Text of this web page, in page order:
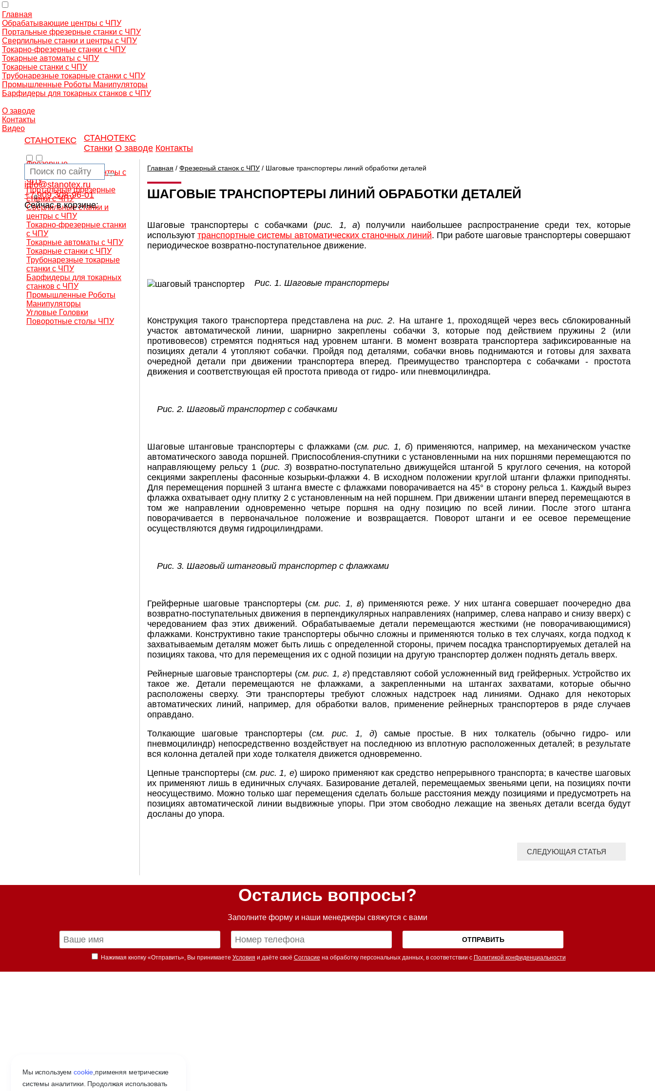
Главная
Обрабатывающие центры с ЧПУ
Портальные фрезерные станки с ЧПУ
Сверлильные станки и центры с ЧПУ
Токарно-фрезерные станки с ЧПУ
Токарные автоматы с ЧПУ
Токарные станки с ЧПУ
Трубонарезные токарные станки с ЧПУ
Промышленные Роботы Манипуляторы
Барфидеры для токарных станков с ЧПУ
О заводе
Контакты
Видео
СТАНОТЕКС
СТАНОТЕКС
Станки О заводе Контакты
info@stanotex.ru
+7 909 308-96-01
Сейчас в корзине:
0
Мы используемcookie применяя метрические
системы аналитики. Продолжая использовать
Фрезерные
обрабатывающие центры с
ЧПУ
Портальные фрезерные
станки с ЧПУ
Сверлильные станки и
центры с ЧПУ
Токарно-фрезерные станки
с ЧПУ
Токарные автоматы с ЧПУ
Токарные станки с ЧПУ
Трубонарезные токарные
станки с ЧПУ
Барфидеры для токарных
станков с ЧПУ
Промышленные Роботы
Манипуляторы
Угловые Головки
Поворотные столы ЧПУ
Главная / Фрезерный станок с ЧПУ / Шаговые транспортеры линий обработки деталей
ШАГОВЫЕ ТРАНСПОРТЕРЫ ЛИНИЙ ОБРАБОТКИ ДЕТАЛЕЙ
Шаговые транспортеры с собачками (рис. 1, а) получили наибольшее распространение среди тех, которые
используют транспортные системы автоматических станочных линий. При работе шаговые транспортеры совершают
периодическое возвратно-поступательное движение.
Рис. 1. Шаговые транспортеры
Конструкция такого транспортера представлена нарис. 2. На штанге 1, проходящей через весь сблокированный
участок автоматической линии, шарнирно закреплены собачки 3, которые под действием пружины 2 (или
противовесов) стремятся подняться над уровнем штанги. В момент возврата транспортера зафиксированные на
позициях детали 4 утопляют собачки. Пройдя под деталями, собачки вновь поднимаются и готовы для захвата
очередной детали при движении транспортера вперед. Преимущество транспортера с собачками - простота
движения и соответствующая ей простота привода от гидро- или пневмоцилиндра.
Рис. 2. Шаговый транспортер с собачками
Шаговые штанговые транспортеры с флажками (см. рис. 1, б) применяются, например, на механическом участке
автоматического завода поршней. Приспособления-спутники с установленными на них поршнями перемещаются по
направляющему рельсу 1 (рис. 3) возвратно-поступательно движущейся штангой 5 круглого сечения, на которой
секциями закреплены фасонные козырьки-флажки 4. В исходном положении круглой штанги флажки приподняты.
Для перемещения поршней 3 штанга вместе с флажками поворачивается на 45° в сторону рельса 1. Каждый вырез
флажка охватывает одну плитку 2 с установленным на ней поршнем. При движении штанги вперед перемещаются в
том же направлении одновременно четыре поршня на одну позицию по всей линии. После этого штанга
поворачивается в первоначальное положение и возвращается. Поворот штанги и ее осевое перемещение
осуществляются двумя гидроцилиндрами.
Рис. 3. Шаговый штанговый транспортер с флажками
Грейферные шаговые транспортеры (см. рис. 1, в) применяются реже. У них штанга совершает поочередно два
возвратно-поступательных движения в перпендикулярных направлениях (например, слева направо и снизу вверх) с
чередованием фаз этих движений. Обрабатываемые детали перемещаются жесткими (не поворачивающимися)
флажками. Конструктивно такие транспортеры обычно сложны и применяются только в тех случаях, когда подход к
захватываемым деталям может быть лишь с определенной стороны, причем посадка транспортируемых деталей на
позициях такова, что для перемещения их с одной позиции на другую транспортер должен поднять деталь вверх.
Рейнерные шаговые транспортеры (см. рис. 1, г) представляют собой усложненный вид грейферных. Устройство их
такое же. Детали перемещаются не флажками, а закрепленными на штангах захватами, которые обычно
расположены сверху. Эти транспортеры требуют сложных надстроек над линиями. Однако для некоторых
автоматических линий, например, для обработки валов, применение рейнерных транспортеров в ряде случаев
оправдано.
Толкающие шаговые транспортеры (см. рис. 1, д) самые простые. В них толкатель (обычно гидро- или
пневмоцилиндр) непосредственно воздействует на последнюю из вплотную расположенных деталей; в результате
вся колонна деталей при ходе толкателя движется одновременно.
Цепные транспортеры (см. рис. 1, e) широко применяют как средство непрерывного транспорта; в качестве шаговых
их применяют лишь в единичных случаях. Базирование деталей, перемещаемых звеньями цепи, на позициях почти
неосуществимо. Можно только шаг перемещения сделать больше расстояния между позициями и предусмотреть на
позициях автоматической линии выдвижные упоры. При этом свободно лежащие на звеньях детали всегда будут
досланы до упора.
СЛЕДУЮЩАЯ СТАТЬЯ
Остались вопросы?
Заполните форму и наши менеджеры свяжутся с вами
Нажимая кнопку «Отправить», Вы принимаете Условия и даёте своё Согласие на обработку персональных данных, в соответствии с Политикой конфиденциальности